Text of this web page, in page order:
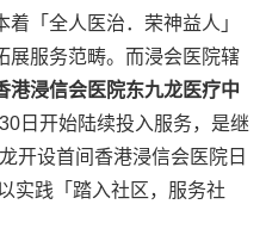
「全人医治．荣神益人」
展服务范畴。而浸会医院辖
港浸信会医院东九龙医疗中
日开始陆续投入服务，是继
开设首间香港浸信会医院日
实践「踏入社区，服务社